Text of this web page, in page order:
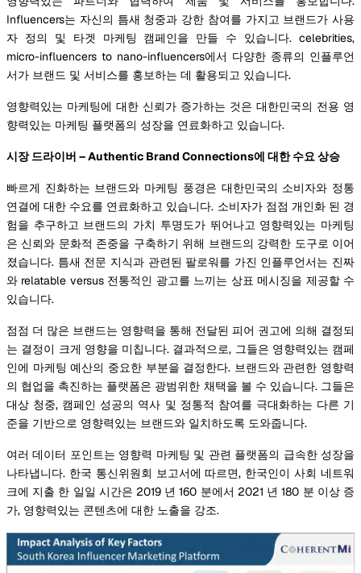
Influencers는 자신의 틈새 청중과 강한 참여를 가지고 브랜드가 사용
자 정의 및 타겟 마케팅 캠페인을 만들 수 있습니다. celebrities,
micro-influencers to nano-influencers에서 다양한 종류의 인플루언
서가 브랜드 및 서비스를 홍보하는 데 활용되고 있습니다.
영향력있는 마케팅에 대한 신뢰가 증가하는 것은 대한민국의 전용 영
향력있는 마케팅 플랫폼의 성장을 연료화하고 있습니다.
시장 드라이버 – Authentic Brand Connections에 대한 수요 상승
빠르게 진화하는 브랜드와 마케팅 풍경은 대한민국의 소비자와 정통
연결에 대한 수요를 연료화하고 있습니다. 소비자가 점점 개인화 된 경
험을 추구하고 브랜드의 가치 투명도가 뛰어나고 영향력있는 마케팅
은 신뢰와 문화적 존중을 구축하기 위해 브랜드의 강력한 도구로 이어
졌습니다. 틈새 전문 지식과 관련된 팔로워를 가진 인플루언서는 진짜
와 relatable versus 전통적인 광고를 느끼는 상표 메시징을 제공할 수
있습니다.
점점 더 많은 브랜드는 영향력을 통해 전달된 피어 권고에 의해 결정되
는 결정이 크게 영향을 미칩니다. 결과적으로, 그들은 영향력있는 캠페
인에 마케팅 예산의 중요한 부분을 결정한다. 브랜드와 관련한 영향력
의 협업을 촉진하는 플랫폼은 광범위한 채택을 볼 수 있습니다. 그들은
대상 청중, 캠페인 성공의 역사 및 정통적 참여를 극대화하는 다른 기
준을 기반으로 영향력있는 브랜드와 일치하도록 도와줍니다.
여러 데이터 포인트는 영향력 마케팅 및 관련 플랫폼의 급속한 성장을
나타냅니다. 한국 통신위원회 보고서에 따르면, 한국인이 사회 네트워
크에 지출 한 일일 시간은 2019 년 160 분에서 2021 년 180 분 이상 증
가, 영향력있는 콘텐츠에 대한 노출을 강조.